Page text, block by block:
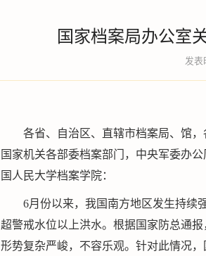
国家档案局办公室
发表
各省、自治区、直辖市档案局、馆
国家机关各部委档案部门，中央军委办
国人民大学档案学院：
6月份以来，我国南方地区发生持续
超警戒水位以上洪水。根据国家防总通
形势复杂严峻，不容乐观。针对此情况